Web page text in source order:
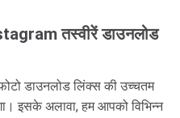
तस्वीरें डाउनलोड
डाउनलोड लिंक्स की उच्चतम
इसके अलावा, हम आपको विभिन्न